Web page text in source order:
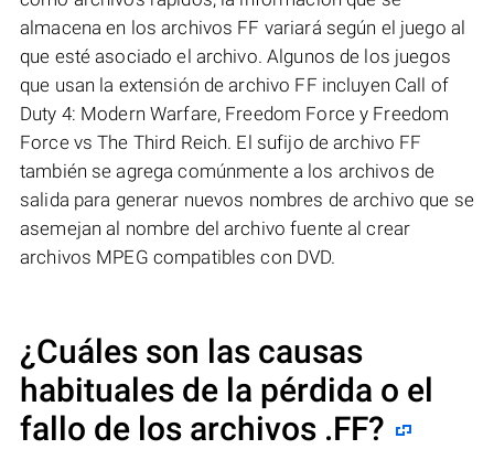
almacena en los archivos FF variará según el juego al
que esté asociado el archivo. Algunos de los juegos
que usan la extensión de archivo FF incluyen Call of
Duty 4: Modern Warfare, Freedom Force y Freedom
Force vs The Third Reich. El sufijo de archivo FF
también se agrega comúnmente a los archivos de
salida para generar nuevos nombres de archivo que se
asemejan al nombre del archivo fuente al crear
archivos MPEG compatibles con DVD.
¿Cuáles son las causas
habituales de la pérdida o el
fallo de los archivos .FF?